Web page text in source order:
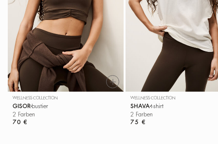
WELLNESS COLLECTION
GISOR bustier
2 Farben
70 €
WELLNESS COLLECTION
SHAVAt-shirt
2 Farben
75 €